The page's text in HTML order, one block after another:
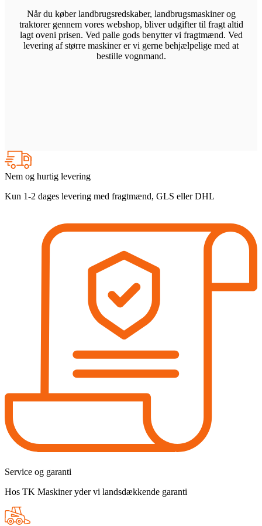
Når du køber landbrugsredskaber, landbrugsmaskiner og
traktorer gennem vores webshop, bliver udgifter til fragt altid
lagt oveni prisen. Ved palle gods benytter vi fragtmænd. Ved
levering af større maskiner er vi gerne behjælpelige med at
bestille vognmand.
Nem og hurtig levering
Kun 1-2 dages levering med fragtmænd, GLS eller DHL
Service og garanti
Hos TK Maskiner yder vi landsdækkende garanti